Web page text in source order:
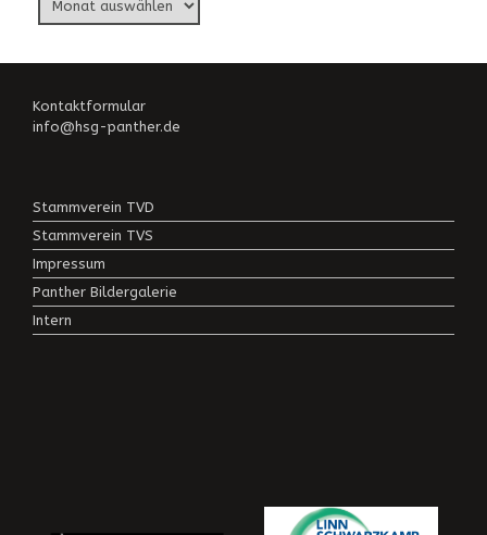
Kontaktformular
info@hsg-panther.de
Stammverein TVD
Stammverein TVS
Impressum
Panther Bildergalerie
Intern